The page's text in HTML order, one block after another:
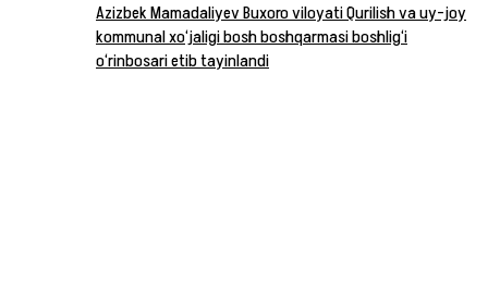
Azizbek Mamadaliyev Buxoro viloyati Qurilish va uy-joy
kommunal xo‘jaligi bosh boshqarmasi boshlig‘i
o‘rinbosari etib tayinlandi